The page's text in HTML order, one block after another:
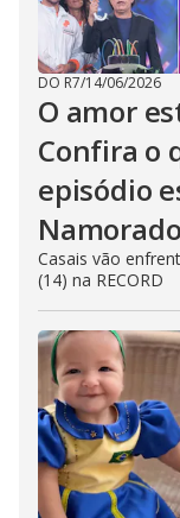
DO R7/14/06/2026
O amor
Confira o
episódio
Casais vão
(14) na RECORD